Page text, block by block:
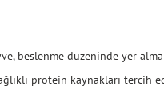
beslenme düzeninde yer
protein kaynakları tercih